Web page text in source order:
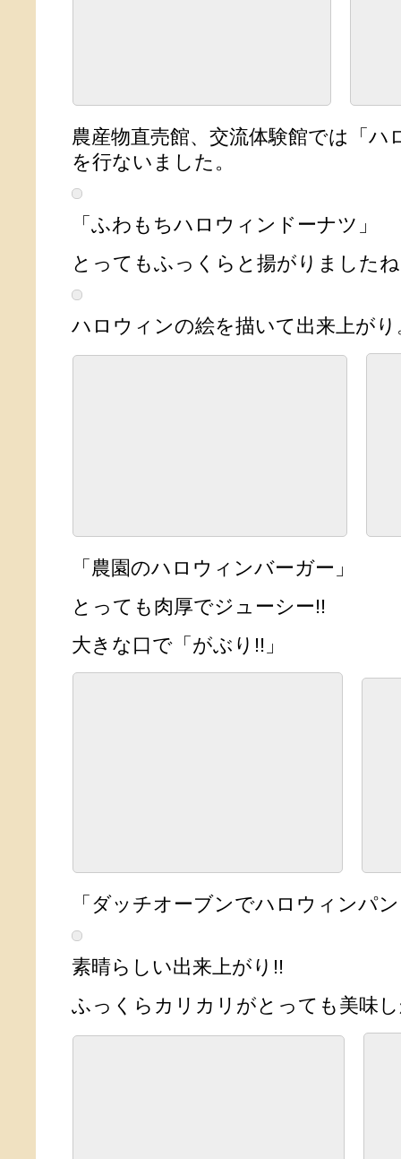
農産物直売館、交流体験館では「
を行ないました。
「ふわもちハロウィンドーナツ」
とってもふっくらと揚がりました
ハロウィンの絵を描いて出来上がり
「農園のハロウィンバーガー」
とっても肉厚でジューシー!!
大きな口で「がぶり!!」
「ダッチオーブンでハロウィンパ
素晴らしい出来上がり!!
ふっくらカリカリがとっても美味